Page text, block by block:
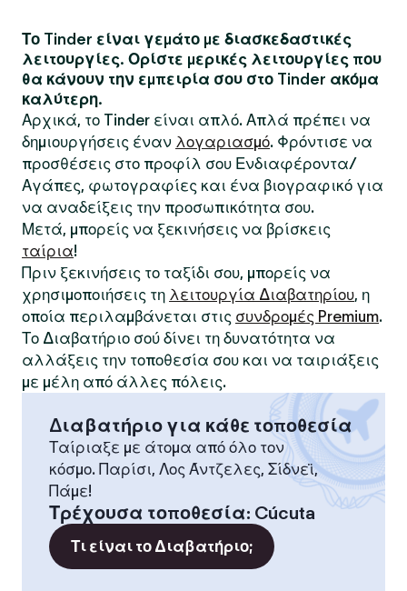
Το Tinder είναι γεμάτο με διασκεδαστικές
λειτουργίες. Ορίστε μερικές λειτουργίες που
θα κάνουν την εμπειρία σου στο Tinder ακόμα
καλύτερη.
Αρχικά, το Tinder είναι απλό. Απλά πρέπει να
δημιουργήσεις έναν λογαριασμό. Φρόντισε να
προσθέσεις στο προφίλ σου Ενδιαφέροντα/
Αγάπες, φωτογραφίες και ένα βιογραφικό για
να αναδείξεις την προσωπικότητα σου.
Μετά, μπορείς να ξεκινήσεις να βρίσκεις
ταίρια!
Πριν ξεκινήσεις το ταξίδι σου, μπορείς να
χρησιμοποιήσεις τη λειτουργία Διαβατηρίου, η
οποία περιλαμβάνεται στις συνδρομές Premium.
Το Διαβατήριο σού δίνει τη δυνατότητα να
αλλάξεις την τοποθεσία σου και να ταιριάξεις
με μέλη από άλλες πόλεις.
Διαβατήριο για κάθε τοποθεσία
Ταίριαξε με άτομα από όλο τον
κόσμο. Παρίσι, Λος Άντζελες, Σίδνεϊ,
Πάμε!
Τρέχουσα τοποθεσία: Cúcuta
Τι είναι το Διαβατήριο;